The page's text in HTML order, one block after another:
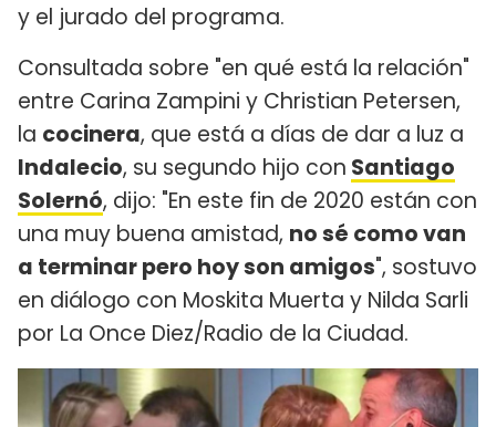
y el jurado del programa.
Consultada sobre "en qué está la relación"
entre Carina Zampini y Christian Petersen,
la cocinera, que está a días de dar a luz a
Indalecio, su segundo hijo con Santiago
Solernó, dijo: "En este fin de 2020 están con
una muy buena amistad, no sé como van
a terminar pero hoy son amigos", sostuvo
en diálogo con Moskita Muerta y Nilda Sarli
por La Once Diez/Radio de la Ciudad.